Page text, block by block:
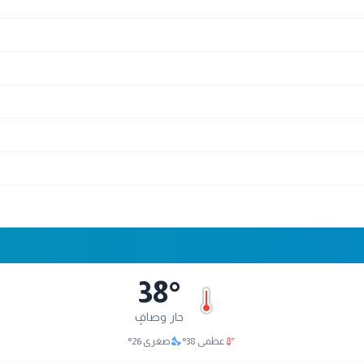
38°
حار وصافٍ
thermostatعظمى 38
°
nights_stayصغرى 26
°